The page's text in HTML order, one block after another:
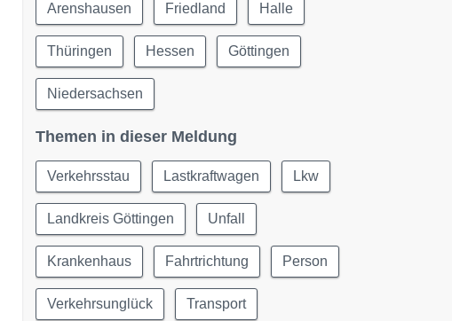
Arenshausen Friedland Halle
Thüringen Hessen Göttingen
Niedersachsen
Themen in dieser Meldung
Verkehrsstau Lastkraftwagen Lkw
Landkreis Göttingen Unfall
Krankenhaus Fahrtrichtung Person
Verkehrsunglück Transport